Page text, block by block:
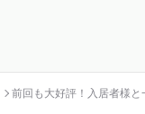
前回も大好評！入居者様